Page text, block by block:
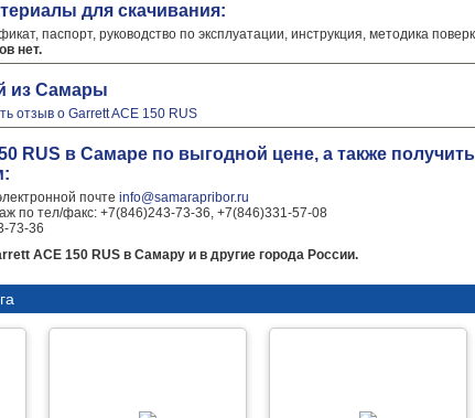
для скачивания:
паспорт, руководство по эксплуатации, инструкция, методика
нет.
из Самары
отзыв о Garrett ACE 150 RUS
RUS в Самаре по выгодной цене, а также
почте info@samarapribor.ru
по тел/факс: +7(846)243-73-36, +7(846)331-57-08
73-36
ACE 150 RUS в Самару и в другие города России.